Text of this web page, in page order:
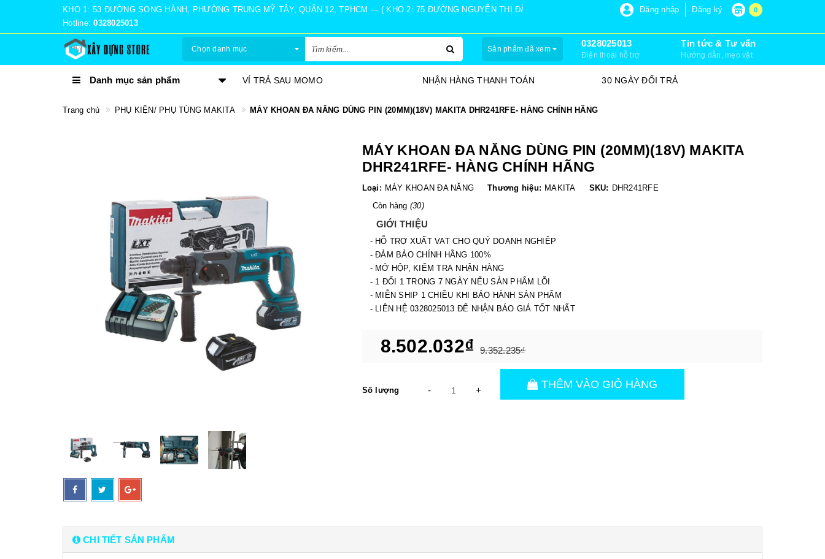
KHO 1: 53 ĐƯỜNG SONG HÀNH, PHƯỜNG TRUNG MỸ TÂY, QUẬN 12, TPHCM --- ( KHO 2: 75 ĐƯỜNG NGUYỄN THỊ ĐÀNH, ẤP 6, XUÂN THỚI SƠN, HÓC MÔN)
Hotline:0328025013
0
Đăng nhập Đăng ký
Chọn danh mục Sản phẩm đã xem
0328025013
Điện thoại hỗ trợ
Tin tức & Tư vấn
Hướng dẫn, mẹo vặt
Danh mục sản phẩm
TRẢ GÓP 0% VÍ TRẢ SAU MOMO NHẬN HÀNG THANH TOÁN 30 NGÀY ĐỔI TRẢ
Trang chủ PHỤ KIỆN/ PHỤ TÙNG MAKITA MÁY KHOAN ĐA NĂNG DÙNG PIN (20MM)(18V) MAKITA DHR241RFE- HÀNG CHÍNH HÃNG
MÁY KHOAN ĐA NĂNG DÙNG PIN (20MM)(18V) MAKITA
DHR241RFE- HÀNG CHÍNH HÃNG
Loại: MÁY KHOAN ĐA NĂNG Thương hiệu: MAKITA SKU: DHR241RFE
Còn hàng (30)
GIỚI THIỆU
- HỖ TRỢ XUẤT VAT CHO QUÝ DOANH NGHIỆP
- ĐẢM BẢO CHÍNH HÃNG 100%
- MỞ HỘP, KIỂM TRA NHẬN HÀNG
- 1 ĐỔI 1 TRONG 7 NGÀY NẾU SẢN PHẨM LỖI
- MIỄN SHIP 1 CHIỀU KHI BẢO HÀNH SẢN PHẨM
- LIÊN HỆ 0328025013 ĐỂ NHẬN BÁO GIÁ TỐT NHẤT
8.502.032₫ 9.352.235₫
Số lượng - + THÊM VÀO GIỎ HÀNG
CHI TIẾT SẢN PHẨM